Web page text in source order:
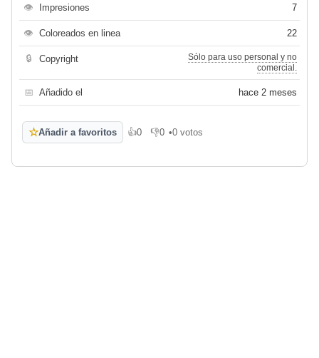
👁 Impresiones 7
👁 Coloreados en linea 22
🔒 Copyright
Sólo para uso personal y no
comercial.
📅 Añadido el hace 2 meses
☆Añadir a favoritos 👍0
Me gusta
👎0
No me gusta
•0 votos